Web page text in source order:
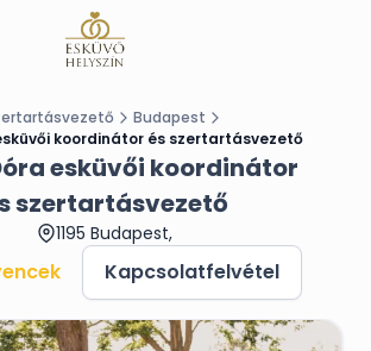
Budapest
koordinátor és szertartásvezető
esküvői koordinátor
szertartásvezető
1195 Budapest,
Kapcsolatfelvétel